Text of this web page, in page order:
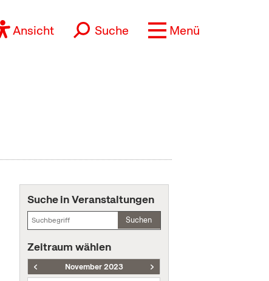
Ansicht Suche Menü
Suche in Veranstaltungen
Suchen
Zeitraum wählen
November 2023